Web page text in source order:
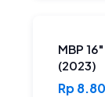
MBP
(2023)
Rp